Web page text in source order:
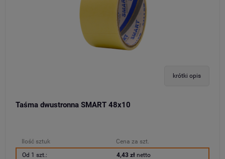
krótki opis
Taśma dwustronna SMART 48x10
Ilość sztuk
Cena za szt.
Od 1 szt.:
4,43 złnetto